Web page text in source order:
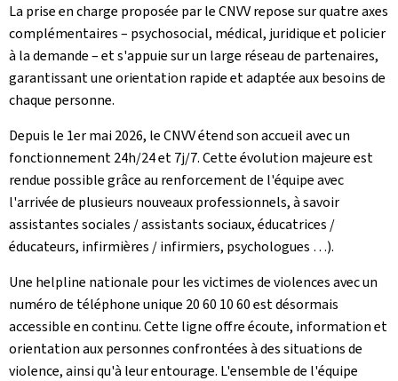
La prise en charge proposée par le CNVV repose sur quatre axes
complémentaires – psychosocial, médical, juridique et policier
à la demande – et s'appuie sur un large réseau de partenaires,
garantissant une orientation rapide et adaptée aux besoins de
chaque personne.
Depuis le 1er mai 2026, le CNVV étend son accueil avec un
fonctionnement 24h/24 et 7j/7. Cette évolution majeure est
rendue possible grâce au renforcement de l'équipe avec
l'arrivée de plusieurs nouveaux professionnels, à savoir
assistantes sociales / assistants sociaux, éducatrices /
éducateurs, infirmières / infirmiers, psychologues …).
Une helpline nationale pour les victimes de violences avec un
numéro de téléphone unique 20 60 10 60 est désormais
accessible en continu. Cette ligne offre écoute, information et
orientation aux personnes confrontées à des situations de
violence, ainsi qu'à leur entourage. L'ensemble de l'équipe